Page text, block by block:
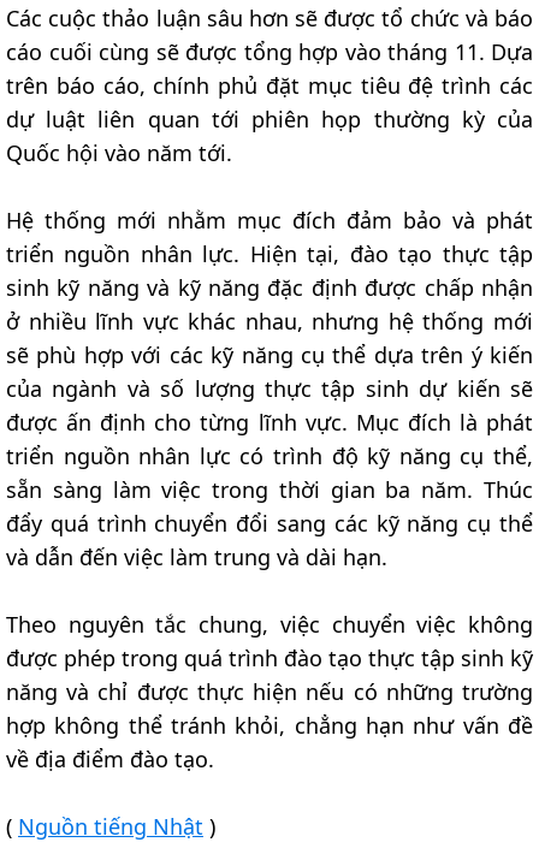
Các cuộc thảo luận sâu hơn sẽ được tổ chức và báo
cáo cuối cùng sẽ được tổng hợp vào tháng 11. Dựa
trên báo cáo, chính phủ đặt mục tiêu đệ trình các
dự luật liên quan tới phiên họp thường kỳ của
Quốc hội vào năm tới.
Hệ thống mới nhằm mục đích đảm bảo và phát
triển nguồn nhân lực. Hiện tại, đào tạo thực tập
sinh kỹ năng và kỹ năng đặc định được chấp nhận
ở nhiều lĩnh vực khác nhau, nhưng hệ thống mới
sẽ phù hợp với các kỹ năng cụ thể dựa trên ý kiến
của ngành và số lượng thực tập sinh dự kiến sẽ
được ấn định cho từng lĩnh vực. Mục đích là phát
triển nguồn nhân lực có trình độ kỹ năng cụ thể,
sẵn sàng làm việc trong thời gian ba năm. Thúc
đẩy quá trình chuyển đổi sang các kỹ năng cụ thể
và dẫn đến việc làm trung và dài hạn.
Theo nguyên tắc chung, việc chuyển việc không
được phép trong quá trình đào tạo thực tập sinh kỹ
năng và chỉ được thực hiện nếu có những trường
hợp không thể tránh khỏi, chẳng hạn như vấn đề
về địa điểm đào tạo.
( Nguồn tiếng Nhật )